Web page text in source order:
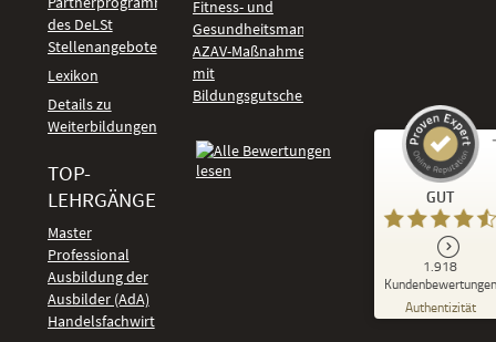
des DeLSt
Stellenangebote
Lexikon
Details zu
Weiterbildungen
TOP-
LEHRGÄNGE
Master
Professional
Ausbildung der
Ausbilder (AdA)
Handelsfachwirt
Fitness- und
Gesundheitsmanagement
AZAV-Maßnahmen
mit
Bildungsgutschein
GUT
1.918
Kundenbewertungen
Authentizität
Kundenbewertungen und Erfahrungen zu
DeLSt - Deutsches eLearning Studieninstitut
92
%
Empfehlungen auf
ProvenExpert.com